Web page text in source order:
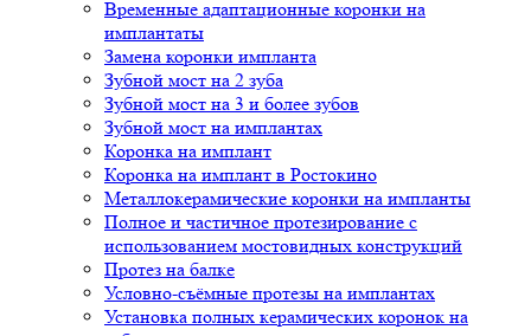
Временные адаптационные коронки на
имплантаты
Замена коронки импланта
Зубной мост на 2 зуба
Зубной мост на 3 и более зубов
Зубной мост на имплантах
Коронка на имплант
Коронка на имплант в Ростокино
Металлокерамические коронки на импланты
Полное и частичное протезирование с
использованием мостовидных конструкций
Протез на балке
Условно-съёмные протезы на имплантах
Установка полных керамических коронок на